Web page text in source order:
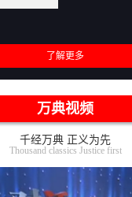
了解更多
万典视频
千经万典 正义为先
Thousand classics Justice first